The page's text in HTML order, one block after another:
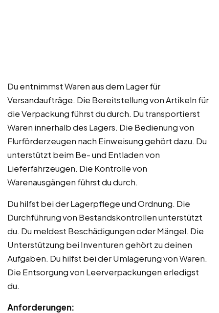
Du entnimmst Waren aus dem Lager für
Versandaufträge. Die Bereitstellung von Artikeln für
die Verpackung führst du durch. Du transportierst
Waren innerhalb des Lagers. Die Bedienung von
Flurförderzeugen nach Einweisung gehört dazu. Du
unterstützt beim Be- und Entladen von
Lieferfahrzeugen. Die Kontrolle von
Warenausgängen führst du durch.
Du hilfst bei der Lagerpflege und Ordnung. Die
Durchführung von Bestandskontrollen unterstützt
du. Du meldest Beschädigungen oder Mängel. Die
Unterstützung bei Inventuren gehört zu deinen
Aufgaben. Du hilfst bei der Umlagerung von Waren.
Die Entsorgung von Leerverpackungen erledigst
du.
Anforderungen: